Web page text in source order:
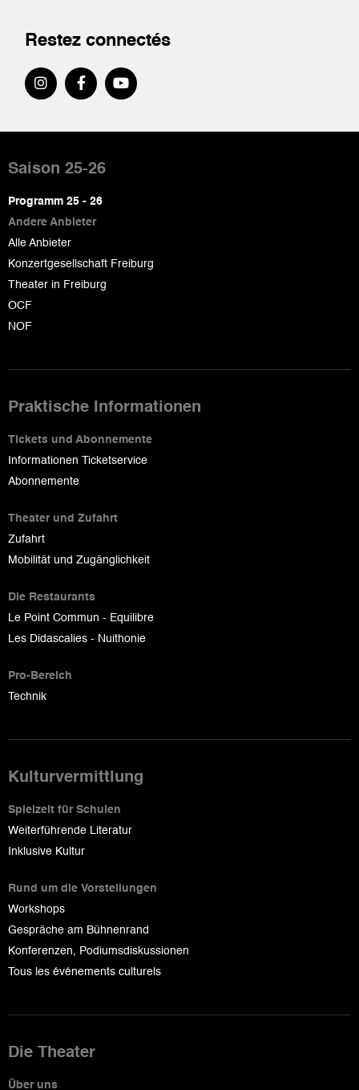
Restez connectés
de
page
Saison 25-26
Programm 25 - 26
Andere Anbieter
Alle Anbieter
Konzertgesellschaft Freiburg
Theater in Freiburg
OCF
NOF
Praktische Informationen
Tickets und Abonnemente
Informationen Ticketservice
Abonnemente
Theater und Zufahrt
Zufahrt
Mobilität und Zugänglichkeit
Die Restaurants
Le Point Commun - Equilibre
Les Didascalies - Nuithonie
Pro-Bereich
Technik
Kulturvermittlung
Spielzeit für Schulen
Weiterführende Literatur
Inklusive Kultur
Rund um die Vorstellungen
Workshops
Gespräche am Bühnenrand
Konferenzen, Podiumsdiskussionen
Tous les événements culturels
Die Theater
Über uns